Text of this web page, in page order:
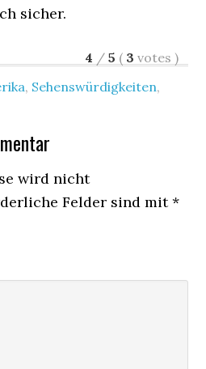
sicher.
4 / 5 ( 3 votes )
, Sehenswürdigkeiten,
wird nicht
Felder sind mit*